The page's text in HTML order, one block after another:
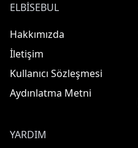
ELBISEBUL
Hakkımızda
İletişim
Kullanıcı Sözleşmesi
Aydınlatma Metni
YARDIM